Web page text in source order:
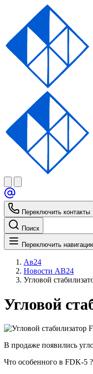
Переключить контакты
Поиск
Переключить
Ав24
Новости АВ24
Угловой
Угловой
В продаже появились
Что особенного в FDK-5 ?